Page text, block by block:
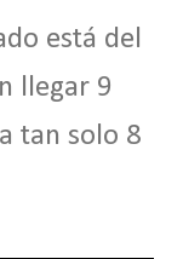
está del
llegar 9
tan solo 8